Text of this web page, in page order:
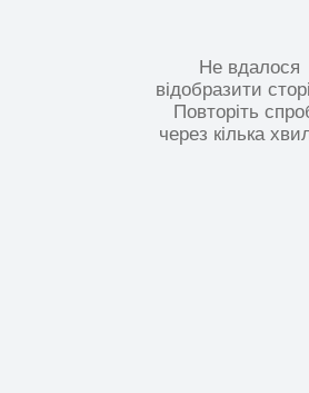
Не вдалося
відобразити
Повторіть
через кілька